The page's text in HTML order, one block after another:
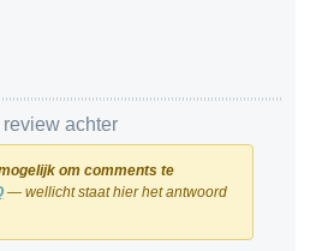
achter
om comments te
— wellicht staat hier het antwoord